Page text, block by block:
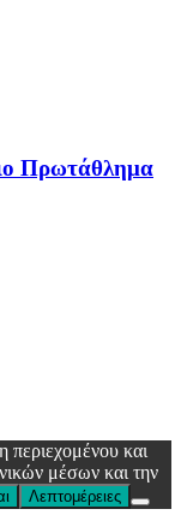
Πρωτάθλημα
περιεχομένου και
μέσων και την
Λεπτομέρειες